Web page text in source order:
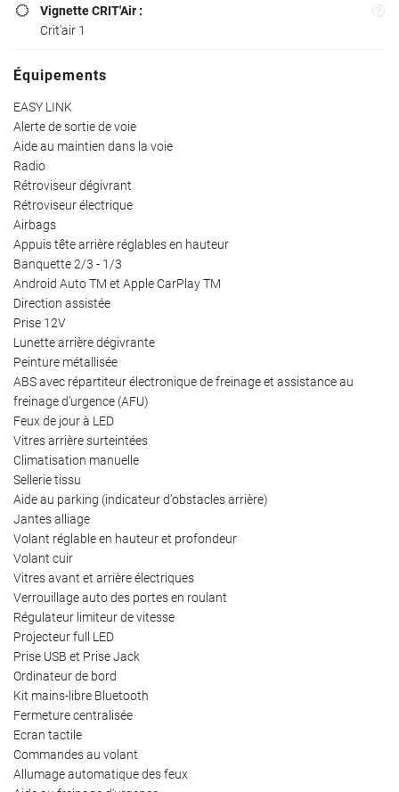
L’atelier
neufs
Avis
Actualités
Contact

Vignette CRIT'Air :
Crit'air 1
Équipements
EASY LINK
Alerte de sortie de voie
Aide au maintien dans la voie
Radio
Rétroviseur dégivrant
Rétroviseur électrique
Airbags
Appuis tête arrière réglables en hauteur
Banquette 2/3 - 1/3
Android Auto TM et Apple CarPlay TM
Direction assistée
Prise 12V
Lunette arrière dégivrante
Peinture métallisée
ABS avec répartiteur électronique de freinage et assistance au
freinage d’urgence (AFU)
Feux de jour à LED
Vitres arrière surteintées
Climatisation manuelle
Sellerie tissu
Aide au parking (indicateur d'obstacles arrière)
Jantes alliage
Volant réglable en hauteur et profondeur
Volant cuir
Vitres avant et arrière électriques
Verrouillage auto des portes en roulant
Régulateur limiteur de vitesse
Projecteur full LED
Prise USB et Prise Jack
Ordinateur de bord
Kit mains-libre Bluetooth
Fermeture centralisée
Ecran tactile
Commandes au volant
Allumage automatique des feux